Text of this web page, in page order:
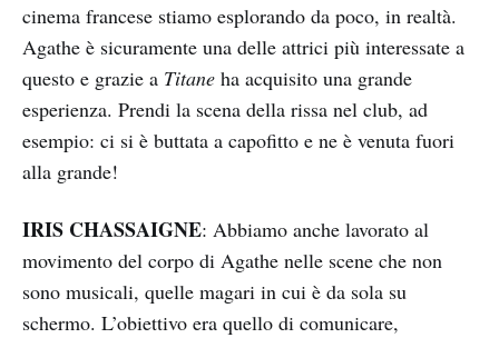
cinema francese stiamo esplorando da poco, in realtà.
Agathe è sicuramente una delle attrici più interessate a
questo e grazie a Titane ha acquisito una grande
esperienza. Prendi la scena della rissa nel club, ad
esempio: ci si è buttata a capofitto e ne è venuta fuori
alla grande!
IRIS CHASSAIGNE: Abbiamo anche lavorato al
movimento del corpo di Agathe nelle scene che non
sono musicali, quelle magari in cui è da sola su
schermo. L’obiettivo era quello di comunicare,